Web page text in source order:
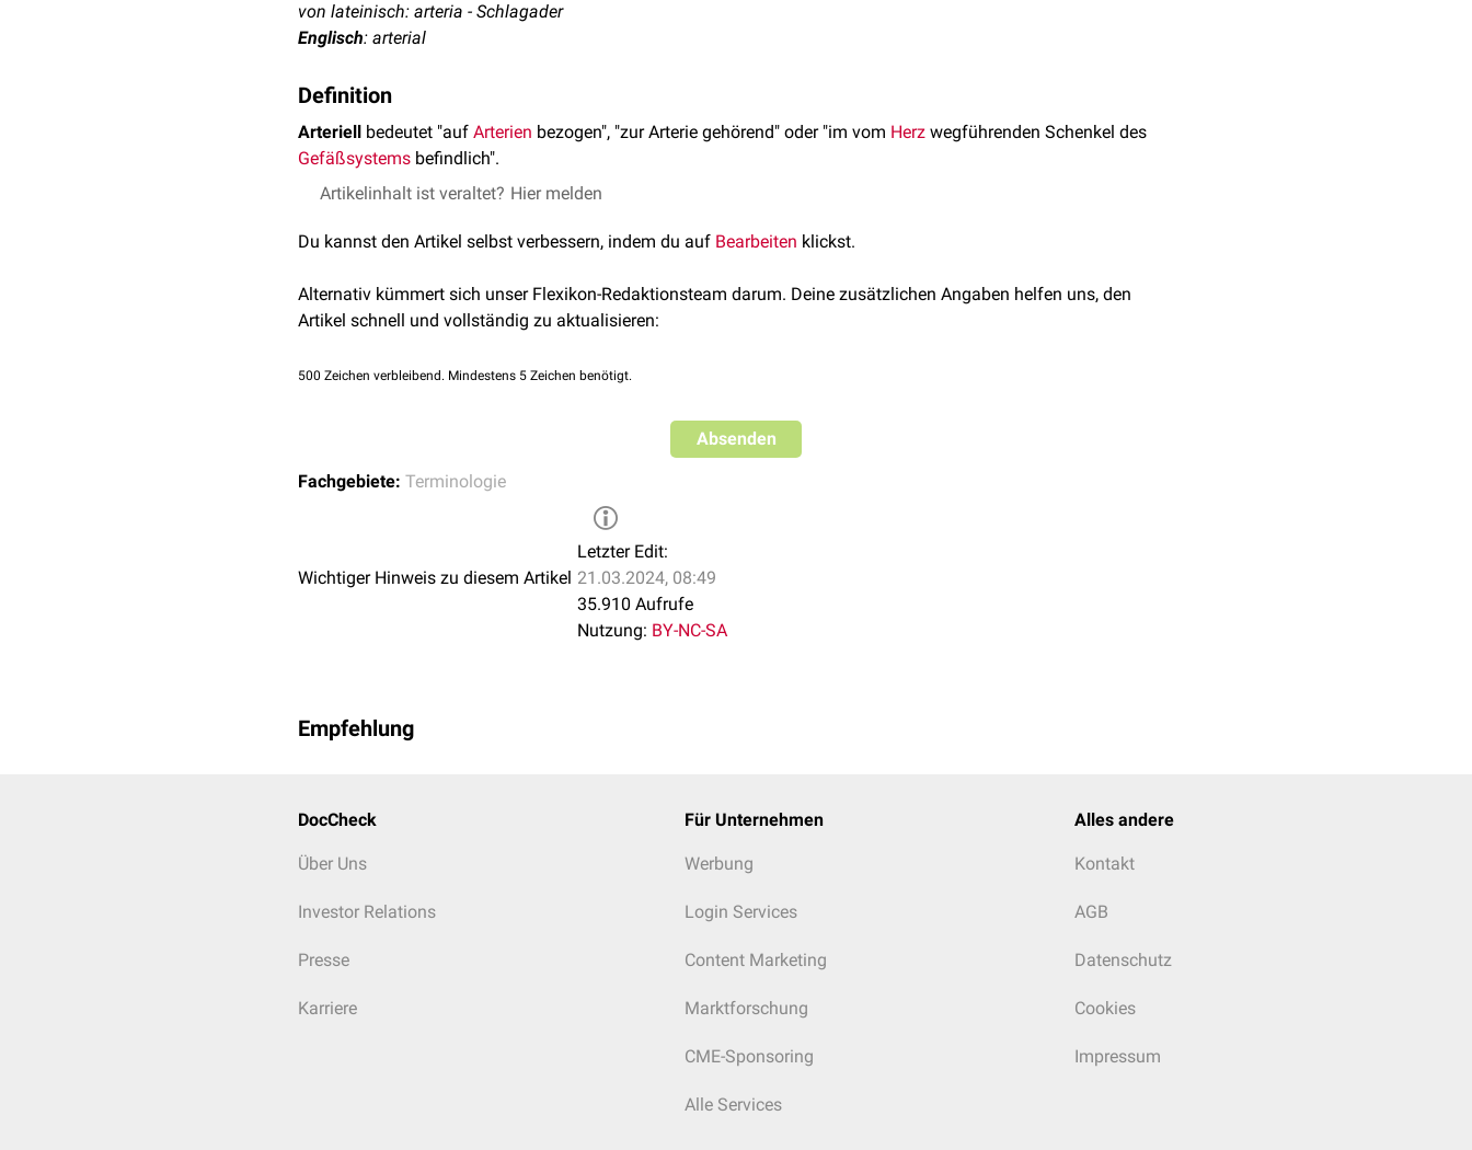
von lateinisch: arteria - Schlagader
Englisch: arterial
Definition
Arteriell bedeutet "auf Arterien bezogen", "zur Arterie gehörend" oder "im vom Herz wegführenden Schenkel des
Gefäßsystems befindlich".
Artikelinhalt ist veraltet? Hier melden
Du kannst den Artikel selbst verbessern, indem du auf Bearbeiten klickst.
Alternativ kümmert sich unser Flexikon-Redaktionsteam darum. Deine zusätzlichen Angaben helfen uns, den
Artikel schnell und vollständig zu aktualisieren:
500 Zeichen verbleibend. Mindestens 5 Zeichen benötigt.
Absenden
Fachgebiete: Terminologie
Wichtiger Hinweis zu diesem Artikel
Letzter Edit:
21.03.2024, 08:49
35.910 Aufrufe
Nutzung: BY-NC-SA
Empfehlung
DocCheck
Über Uns
Investor Relations
Presse
Karriere
Für Unternehmen
Werbung
Login Services
Content Marketing
Marktforschung
CME-Sponsoring
Alle Services
Alles andere
Kontakt
AGB
Datenschutz
Cookies
Impressum